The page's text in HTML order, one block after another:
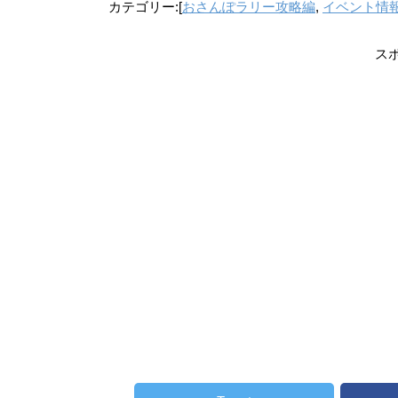
カテゴリー:[おさんぽラリー攻略編, イベント情
ス